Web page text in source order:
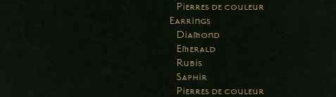
Pierres de couleur
Earrings
Diamond
Emerald
Rubis
Saphir
Pierres de couleur